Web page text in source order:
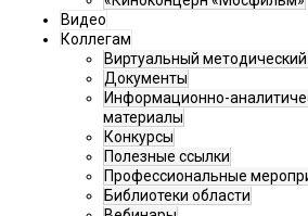
Видео
Коллегам
Виртуальный
Документы
Информационно-
материалы
Конкурсы
Полезные ссылки
Профессиональные
Библиотеки области